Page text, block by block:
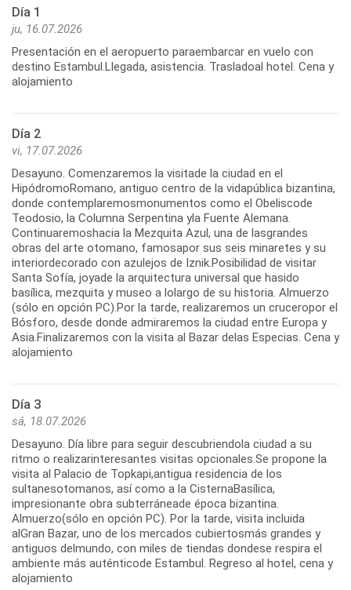
Día 1
ju, 16.07.2026
Presentación en el aeropuerto paraembarcar en vuelo con
destino Estambul.Llegada, asistencia. Trasladoal hotel. Cena y
alojamiento
Día 2
vi, 17.07.2026
Desayuno. Comenzaremos la visitade la ciudad en el
HipódromoRomano, antiguo centro de la vidapública bizantina,
donde contemplaremosmonumentos como el Obeliscode
Teodosio, la Columna Serpentina yla Fuente Alemana.
Continuaremoshacia la Mezquita Azul, una de lasgrandes
obras del arte otomano, famosapor sus seis minaretes y su
interiordecorado con azulejos de Iznik.Posibilidad de visitar
Santa Sofía, joyade la arquitectura universal que hasido
basílica, mezquita y museo a lolargo de su historia. Almuerzo
(sólo en opción PC).Por la tarde, realizaremos un cruceropor el
Bósforo, desde donde admiraremos la ciudad entre Europa y
Asia.Finalizaremos con la visita al Bazar delas Especias. Cena y
alojamiento
Día 3
sá, 18.07.2026
Desayuno. Día libre para seguir descubriendola ciudad a su
ritmo o realizarinteresantes visitas opcionales.Se propone la
visita al Palacio de Topkapi,antigua residencia de los
sultanesotomanos, así como a la CisternaBasílica,
impresionante obra subterráneade época bizantina.
Almuerzo(sólo en opción PC). Por la tarde, visita incluida
alGran Bazar, uno de los mercados cubiertosmás grandes y
antiguos delmundo, con miles de tiendas dondese respira el
ambiente más auténticode Estambul. Regreso al hotel, cena y
alojamiento